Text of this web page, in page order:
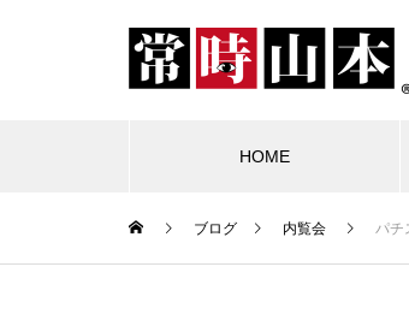
HOME
ブログ 常時山本
ブログ 内覧会 パチ